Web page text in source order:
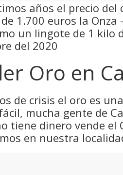
años el precio
1.700 euros la
un lingote de 1 kilo
del 2020
Oro en
de crisis el oro es
mucha gente de
tiene dinero vende el
en nuestra